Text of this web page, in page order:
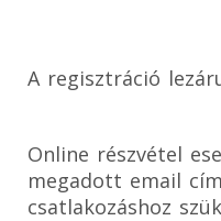
A regisztráció
Online részvétel
megadott email
csatlakozáshoz